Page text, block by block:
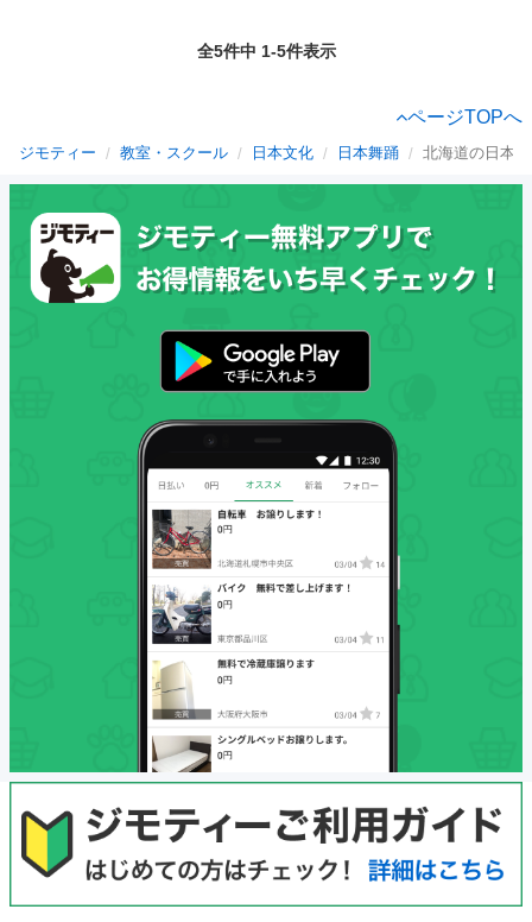
全5件中 1-5件表示
ページTOPへ
ジモティー 教室・スクール 日本文化 日本舞踊 北海道の日本